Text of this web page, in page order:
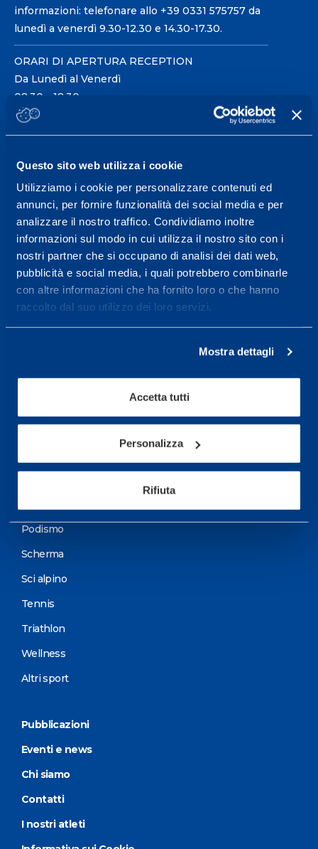
Questo sito web utilizza i cookie
Utilizziamo i cookie per personalizzare contenuti ed
annunci, per fornire funzionalità dei social media e per
analizzare il nostro traffico. Condividiamo inoltre
informazioni sul modo in cui utilizza il nostro sito con i
nostri partner che si occupano di analisi dei dati web,
pubblicità e social media, i quali potrebbero combinarle
con altre informazioni che ha fornito loro o che hanno
raccolto dal suo utilizzo dei loro servizi.
Mostra dettagli
Accetta tutti
Personalizza
Rifiuta
informazioni: telefonare allo +39 0331 575757 da
lunedì a venerdì 9.30-12.30 e 14.30-17.30.
ORARI DI APERTURA RECEPTION
Da Lunedì al Venerdì
08.30 - 18.30
Centro servizi per l'alta
prestazione ed il
wellness.
Maggiori informazioni
Servizi
Servizi Medici
Test di valutazione
Podismo
Scherma
Sci alpino
Tennis
Triathlon
Wellness
Altri sport
Pubblicazioni
Eventi e news
Chi siamo
Contatti
I nostri atleti